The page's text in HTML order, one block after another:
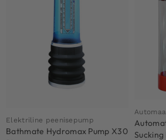
Elektriline peenisepump
Bathmate Hydromax Pump X30